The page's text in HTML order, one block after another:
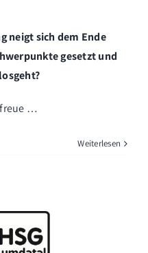
neigt sich dem Ende
gesetzt und
…
Weiterlesen